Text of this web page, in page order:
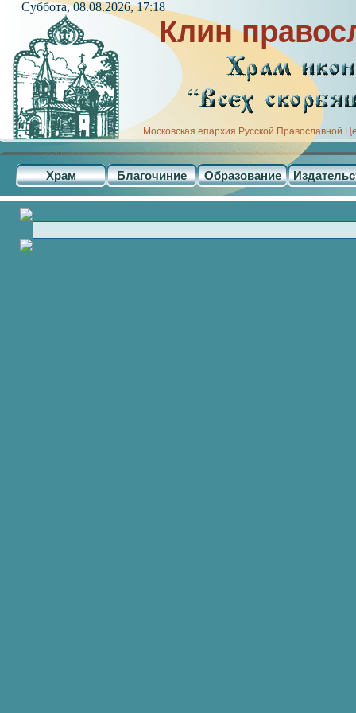
Клин
Московская епархия Русской Православной
Храм Благочиние Образование
| Суббота, 08.08.2026, 17:18